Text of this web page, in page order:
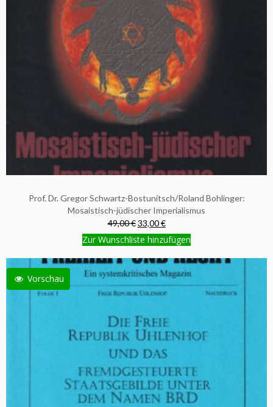
Prof. Dr. Gregor Schwartz-Bostunitsch/Roland Bohlinger:
Mosaistisch-jüdischer Imperialismus
49,00 € 33,00 €
Zur Wunschliste hinzufügen
Vorschau